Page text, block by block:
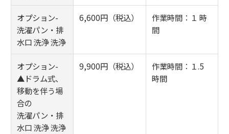
オプション-
洗濯パン・排
水口 洗浄 洗浄
6,600円（税込）
作業時間：１ 時
間
オプション-
▲ドラム式、
移動を伴う場
合の
洗濯パン・排
水口 洗浄 洗浄
9,900円（税込）
作業時間：１.5
時間